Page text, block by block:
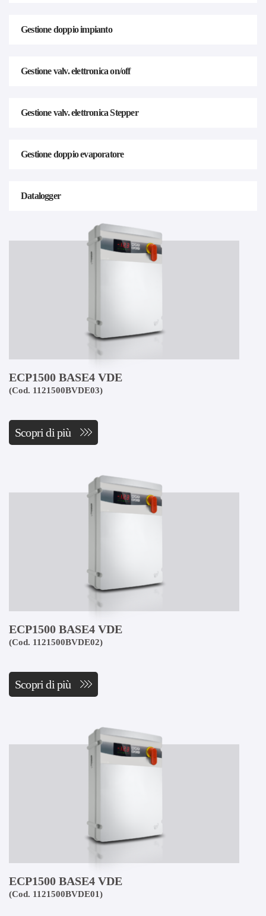
Gestione doppio impianto
Gestione valv. elettronica on/off
Gestione valv. elettronica Stepper
Gestione doppio evaporatore
Datalogger
ECP1500 BASE4 VDE
(Cod. 1121500BVDE03)
Scopri di più
ECP1500 BASE4 VDE
(Cod. 1121500BVDE02)
Scopri di più
ECP1500 BASE4 VDE
(Cod. 1121500BVDE01)